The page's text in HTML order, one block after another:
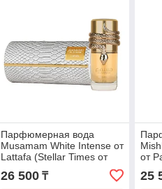
Парфюмерная вода
Musamam White Intense от
Lattafa (Stellar Times от
Louis Vuitton, 100 мл)
26 500₸
от
25